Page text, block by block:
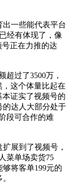
一些能代表平台
经有体现了，像
正在力推的达
超过了3500万，
，这个体量比起在
证实了视频号的
的达人大部分处于
段可合作的难
展到了视频号，
菜单场卖货75
将客单199元的